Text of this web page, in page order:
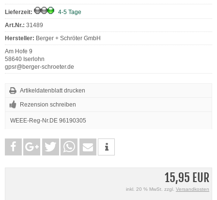
Lieferzeit:
4-5 Tage
Art.Nr.: 31489
Hersteller: Berger + Schröter GmbH
Am Hofe 9
58640 Iserlohn
gpsr@berger-schroeter.de
Artikeldatenblatt drucken
Rezension schreiben
WEEE-Reg-Nr.DE 96190305
15,95 EUR
inkl. 20 % MwSt. zzgl. Versandkosten